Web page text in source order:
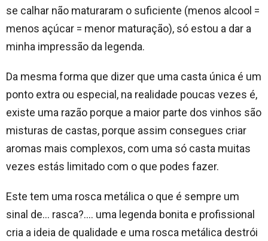
se calhar não maturaram o suficiente (menos alcool =
menos açúcar = menor maturação), só estou a dar a
minha impressão da legenda.
Da mesma forma que dizer que uma casta única é um
ponto extra ou especial, na realidade poucas vezes é,
existe uma razão porque a maior parte dos vinhos são
misturas de castas, porque assim consegues criar
aromas mais complexos, com uma só casta muitas
vezes estás limitado com o que podes fazer.
Este tem uma rosca metálica o que é sempre um
sinal de… rasca?…. uma legenda bonita e profissional
cria a ideia de qualidade e uma rosca metálica destrói